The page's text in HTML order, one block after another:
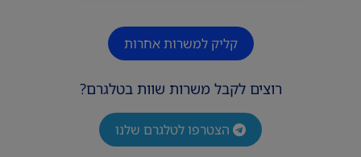
קליק למשרות אחרות
רוצים לקבל משרות שוות בטלגרם?
הצטרפו לטלגרם שלנו